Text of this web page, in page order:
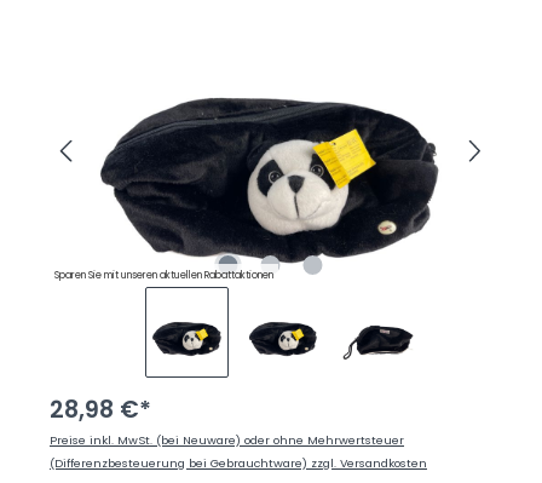
Sparen Sie mit unseren aktuellen Rabattaktionen
28,98 €*
Preise inkl. MwSt. (bei Neuware) oder ohne Mehrwertsteuer
(Differenzbesteuerung bei Gebrauchtware) zzgl. Versandkosten